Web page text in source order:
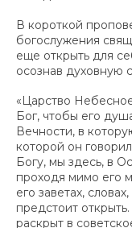
В короткой
богослужения
еще открыть для
осознав духовную
«Царство
Бог, чтобы его
Вечности, в
которой он
Богу, мы здесь, в
проходя мимо его
его заветах,
предстоит
раскрыт в